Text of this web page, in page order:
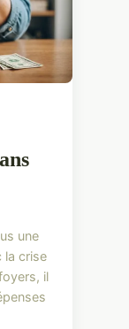
une
la crise
il